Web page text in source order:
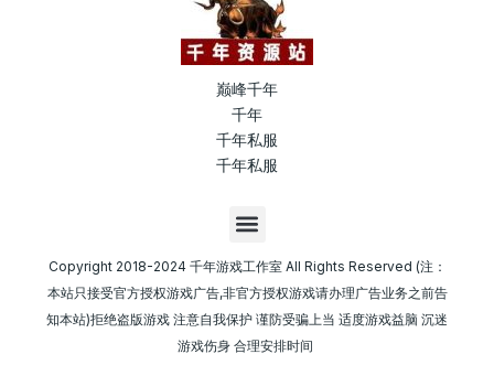
巅峰千年
千年
千年私服
千年私服
M
e
n
u
Copyright 2018-2024 千年游戏工作室 All Rights Reserved (注：
本站只接受官方授权游戏广告,非官方授权游戏请办理广告业务之前告
知本站)拒绝盗版游戏 注意自我保护 谨防受骗上当 适度游戏益脑 沉迷
游戏伤身 合理安排时间